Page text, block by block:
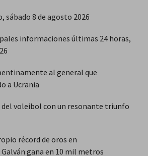
sábado 8 de agosto 2026
informaciones últimas 24 horas,
al general que
a Ucrania
del voleibol con un resonante triunfo
récord de oros en
gana en 10 mil metros